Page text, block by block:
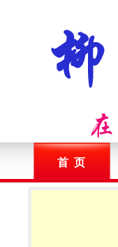
首 页